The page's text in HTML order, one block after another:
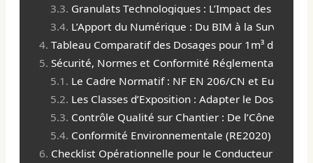
Granulats Technologiques : L’Impact des
L’Apport du Numérique : Du BIM à la
Tableau Comparatif des Dosages pour 1m³ de
Sécurité, Normes et Conformité Réglementaire
Le Cadre Normatif : NF EN 206/CN et Eurocode
Les Classes d’Exposition : Adapter le Dosage
Contrôle Qualité sur Chantier : De l’Cône
Conformité Environnementale (RE2020) et
Checklist Opérationnelle pour le Conducteur de